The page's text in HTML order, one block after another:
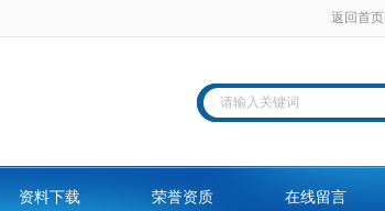
返回首页
资料下载 荣誉资质 在线留言